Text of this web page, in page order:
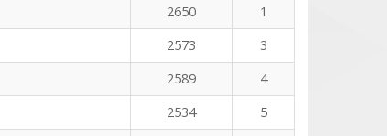
2650
1
2573
3
2589
4
2534
5